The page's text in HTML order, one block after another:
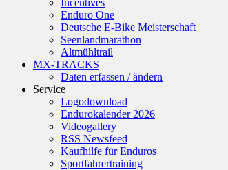
Incentives
Enduro One
Deutsche E-Bike Meisterschaft
Seenlandmarathon
Altmühltrail
MX-TRACKS
Daten erfassen / ändern
Service
Logodownload
Endurokalender 2026
Videogallery
RSS Newsfeed
Kaufhilfe für Enduros
Sportfahrertraining